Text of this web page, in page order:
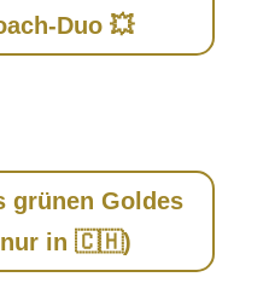
Duo 💥
grünen Goldes
nur in 🇨🇭)